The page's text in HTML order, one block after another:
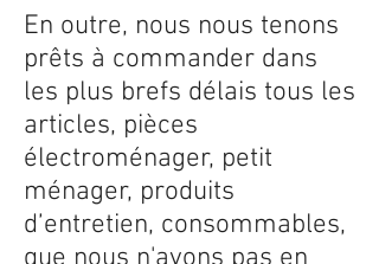
En outre, nous nous tenons
prêts à commander dans
les plus brefs délais tous les
articles, pièces
électroménager, petit
ménager, produits
d’entretien, consommables,